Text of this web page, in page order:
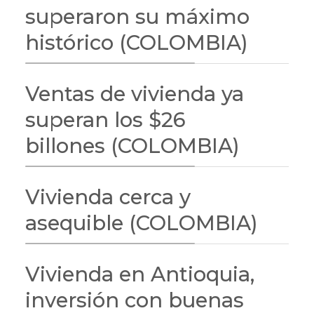
superaron su máximo
histórico (COLOMBIA)
Ventas de vivienda ya
superan los $26
billones (COLOMBIA)
Vivienda cerca y
asequible (COLOMBIA)
Vivienda en Antioquia,
inversión con buenas